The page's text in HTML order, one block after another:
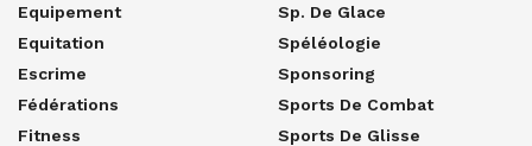
Equipement
Equitation
Escrime
Fédérations
Fitness
Sp. De Glace
Spéléologie
Sponsoring
Sports De Combat
Sports De Glisse